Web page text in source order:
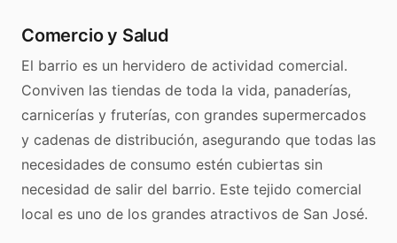
Comercio y Salud
El barrio es un hervidero de actividad comercial.
Conviven las tiendas de toda la vida, panaderías,
carnicerías y fruterías, con grandes supermercados
y cadenas de distribución, asegurando que todas las
necesidades de consumo estén cubiertas sin
necesidad de salir del barrio. Este tejido comercial
local es uno de los grandes atractivos de San José.